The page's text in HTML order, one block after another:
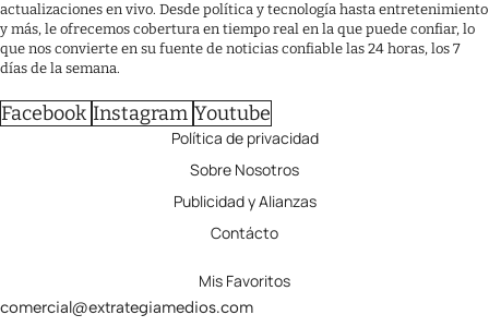
actualizaciones en vivo. Desde política y tecnología hasta entretenimiento
y más, le ofrecemos cobertura en tiempo real en la que puede confiar, lo
que nos convierte en su fuente de noticias confiable las 24 horas, los 7
días de la semana.
Facebook Instagram Youtube
Política de privacidad
Sobre Nosotros
Publicidad y Alianzas
Contácto
Mis Favoritos
comercial@extrategiamedios.com